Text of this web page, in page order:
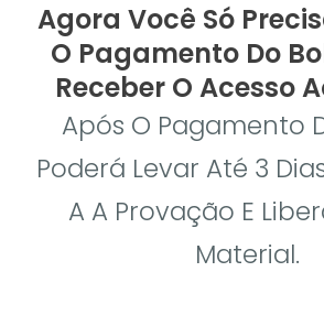
Agora Você Só
O Pagamento Do
Receber O Acesso
Após O Pagamento
Poderá Levar Até 3
A A Provação E
Material.